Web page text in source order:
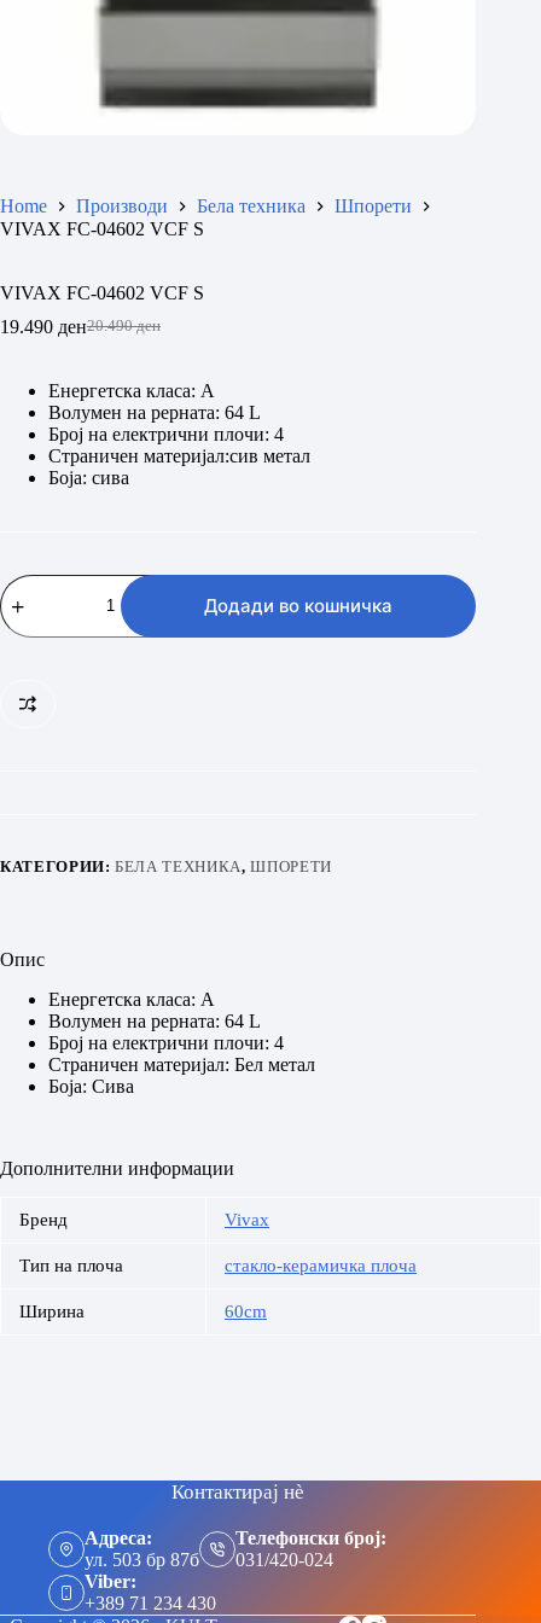
Home Производи Бела техника
Шпорети
VIVAX FC-04602 VCF S
VIVAX FC-04602 VCF S
20.490ден
Original
20.490 ден.
19.490 денCurrent
19.490 ден.
Енергетска класа: А
Волумен на рерната: 64 L
Број на електрични плочи: 4
Страничен материјал:сив метал
Боја: сива
VIVAX
FC-
04602
Додади во кошничка
КАТЕГОРИИ:БЕЛА ТЕХНИКА,ШПОРЕТИ
Опис
Енергетска класа: А
Волумен на рерната: 64 L
Број на електрични плочи: 4
Страничен материјал: Бел метал
Боја: Сива
Дополнителни информации
Бренд Vivax
Тип на плоча стакло-керамичка плоча
Ширина 60cm
Контактирај нè
Адреса:
ул. 503 бр 87б
Телефонски број:
031/420-024
Viber:
+389 71 234 430